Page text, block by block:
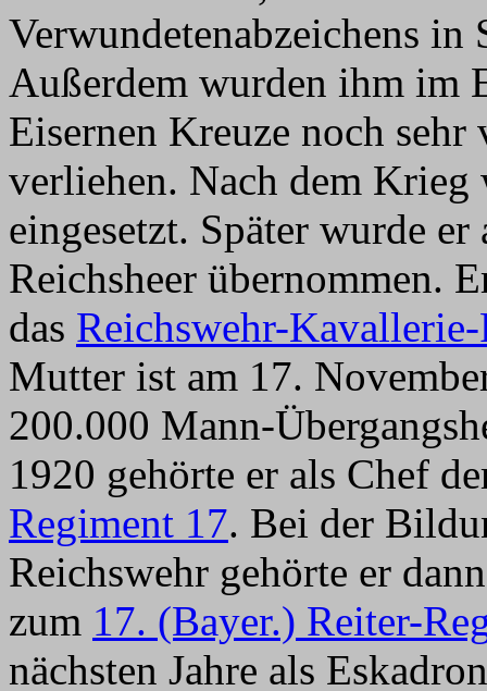
Verwundetenabzeichens in
Außerdem wurden ihm im
Eisernen Kreuze noch
verliehen. Nach dem
eingesetzt. Später wurde
Reichsheer übernommen.
das Reichswehr-
Mutter ist am 17.
200.000 Mann-
1920 gehörte er als Chef
Regiment 17. Bei der
Reichswehr gehörte er
zum 17. (Bayer.) Reiter-
nächsten Jahre als